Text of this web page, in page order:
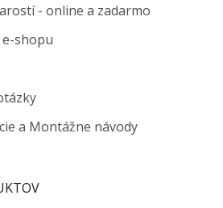
- online a zadarmo
shopu
a Montážne návody